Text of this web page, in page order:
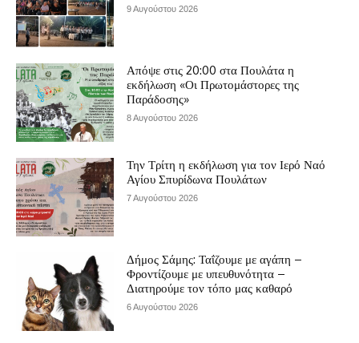
9 Αυγούστου 2026
Απόψε στις 20:00 στα Πουλάτα η
εκδήλωση «Οι Πρωτομάστορες της
Παράδοσης»
8 Αυγούστου 2026
Την Τρίτη η εκδήλωση για τον Ιερό Ναό
Αγίου Σπυρίδωνα Πουλάτων
7 Αυγούστου 2026
Δήμος Σάμης: Ταΐζουμε με αγάπη –
Φροντίζουμε με υπευθυνότητα –
Διατηρούμε τον τόπο μας καθαρό
6 Αυγούστου 2026